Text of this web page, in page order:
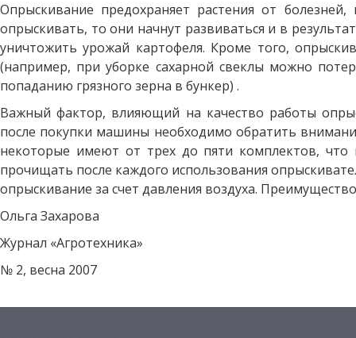
Опрыскивание предохраняет растения от
опрыскивать, то они начнут развиваться и в
уничтожить урожай картофеля. Кроме того,
(например, при уборке сахарной свеклы можно
попаданию грязного зерна в бункер) .
Важный фактор, влияющий на качество работы
после покупки машины необходимо обратить
некоторые имеют от трех до пяти комплектов, что
прочищать после каждого использования
опрыскивание за счет давления воздуха.
Ольга Захарова
Журнал «Агротехника»
№ 2, весна 2007